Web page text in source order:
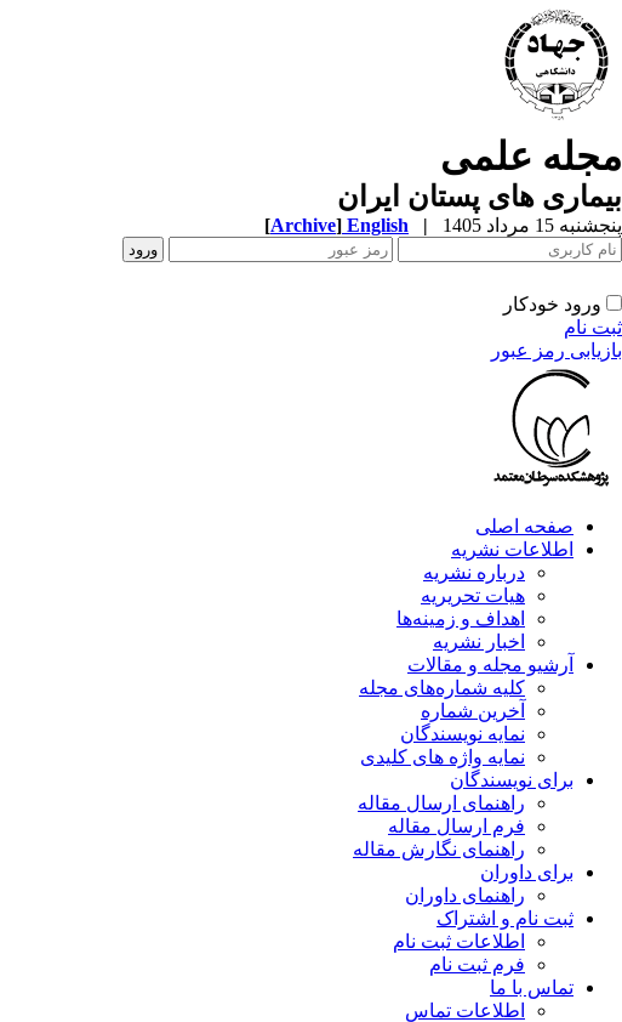
مجله علمی
بیماری های پستان ایران
پنجشنبه 15 مرداد 1405 |
English
[Archive]
ورود خودکار
ثبت نام
بازیابی رمز عبور
صفحه اصلی
اطلاعات نشریه
درباره نشریه
هیات تحریریه
اهداف و زمینه‌ها
اخبار نشریه
آرشیو مجله و مقالات
کلیه شماره‌های مجله
آخرین شماره
نمایه نویسندگان
نمایه واژه های کلیدی
برای نویسندگان
راهنمای ارسال مقاله
فرم ارسال مقاله
راهنمای نگارش مقاله
برای داوران
راهنمای داوران
ثبت نام و اشتراک
اطلاعات ثبت نام
فرم ثبت نام
تماس با ما
اطلاعات تماس